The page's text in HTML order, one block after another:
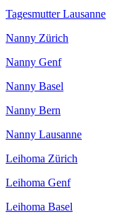
Tagesmutter Lausanne
Nanny Zürich
Nanny Genf
Nanny Basel
Nanny Bern
Nanny Lausanne
Leihoma Zürich
Leihoma Genf
Leihoma Basel